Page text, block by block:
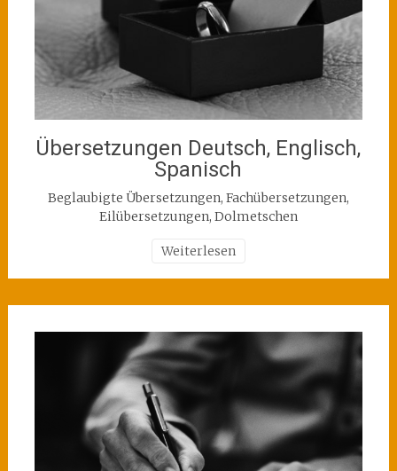
Übersetzungen Deutsch, Englisch,
Spanisch
Beglaubigte Übersetzungen, Fachübersetzungen,
Eilübersetzungen, Dolmetschen
Weiterlesen